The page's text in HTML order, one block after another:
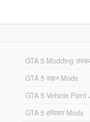
GTA 5 Modding
GTA 5 वाहन Mods
GTA 5 Vehicle Paint
GTA 5 हथियार Mods